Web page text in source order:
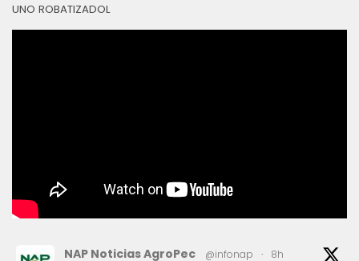
UNO ROBATIZADOL
NAP Noticias AgroPec @infonap · 8h